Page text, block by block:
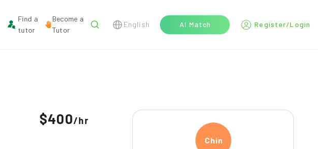
Find a
tutor
Become a
Tutor
English AI Match Register/Login
$400/hr
Chine